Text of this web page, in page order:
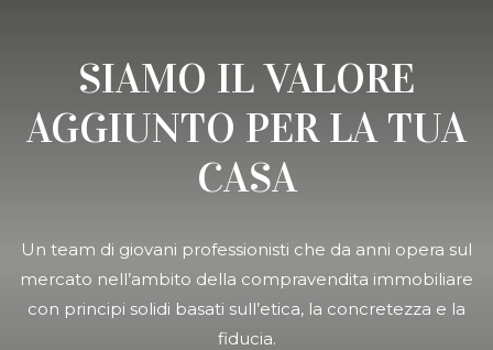
SIAMO IL VALORE
AGGIUNTO PER LA TUA
CASA
Un team di giovani professionisti che da anni opera sul
mercato nell’ambito della compravendita immobiliare
con principi solidi basati sull’etica, la concretezza e la
fiducia.